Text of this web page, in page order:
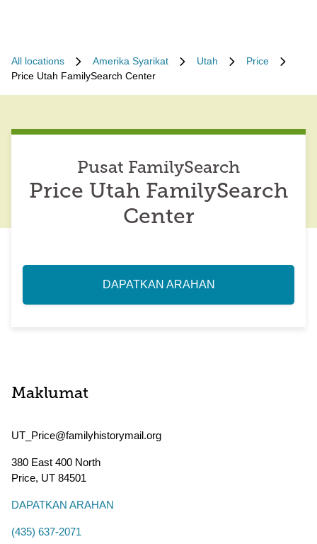
All locations Amerika Syarikat Utah
Price
Price Utah FamilySearch Center
Pusat FamilySearch
Price Utah FamilySearch
Center
DAPATKAN ARAHAN
Maklumat
UT_Price@familyhistorymail.org
380 East 400 North
Price, UT 84501
DAPATKAN ARAHAN
(435) 637-2071